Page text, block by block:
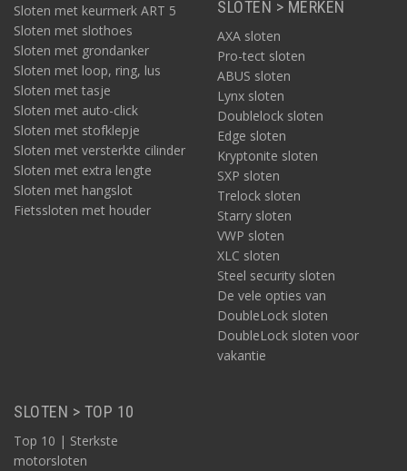
Sloten met keurmerk ART 5
Sloten met slothoes
Sloten met grondanker
Sloten met loop, ring, lus
Sloten met tasje
Sloten met auto-click
Sloten met stofklepje
Sloten met versterkte cilinder
Sloten met extra lengte
Sloten met hangslot
Fietssloten met houder
SLOTEN > MERKEN
AXA sloten
Pro-tect sloten
ABUS sloten
Lynx sloten
Doublelock sloten
Edge sloten
Kryptonite sloten
SXP sloten
Trelock sloten
Starry sloten
VWP sloten
XLC sloten
Steel security sloten
De vele opties van
DoubleLock sloten
DoubleLock sloten voor
vakantie
SLOTEN > TOP 10
Top 10 | Sterkste
motorsloten